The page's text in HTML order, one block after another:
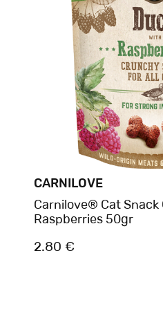
CARNILOVE
Carnilove® Cat
Raspberries 50gr
2.80 €